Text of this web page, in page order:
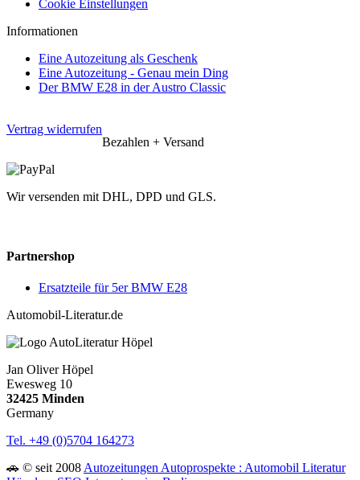
Cookie Einstellungen
Informationen
Eine Autozeitung als Geschenk
Eine Autozeitung - Genau mein Ding
Der BMW E28 in der Austro Classic
Vertrag widerrufen
Bezahlen + Versand
Wir versenden mit DHL, DPD und GLS.
Partnershop
Ersatzteile für 5er BMW E28
Automobil-Literatur.de
Jan Oliver Höpel
Ewesweg 10
32425 Minden
Germany
Tel. +49 (0)5704 164273
🚗 © seit 2008 Autozeitungen Autoprospekte : Automobil Literatur